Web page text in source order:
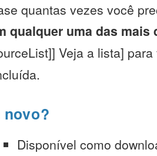
quantas vezes você
qualquer uma das mais
Veja a lista]
novo?
Disponível como